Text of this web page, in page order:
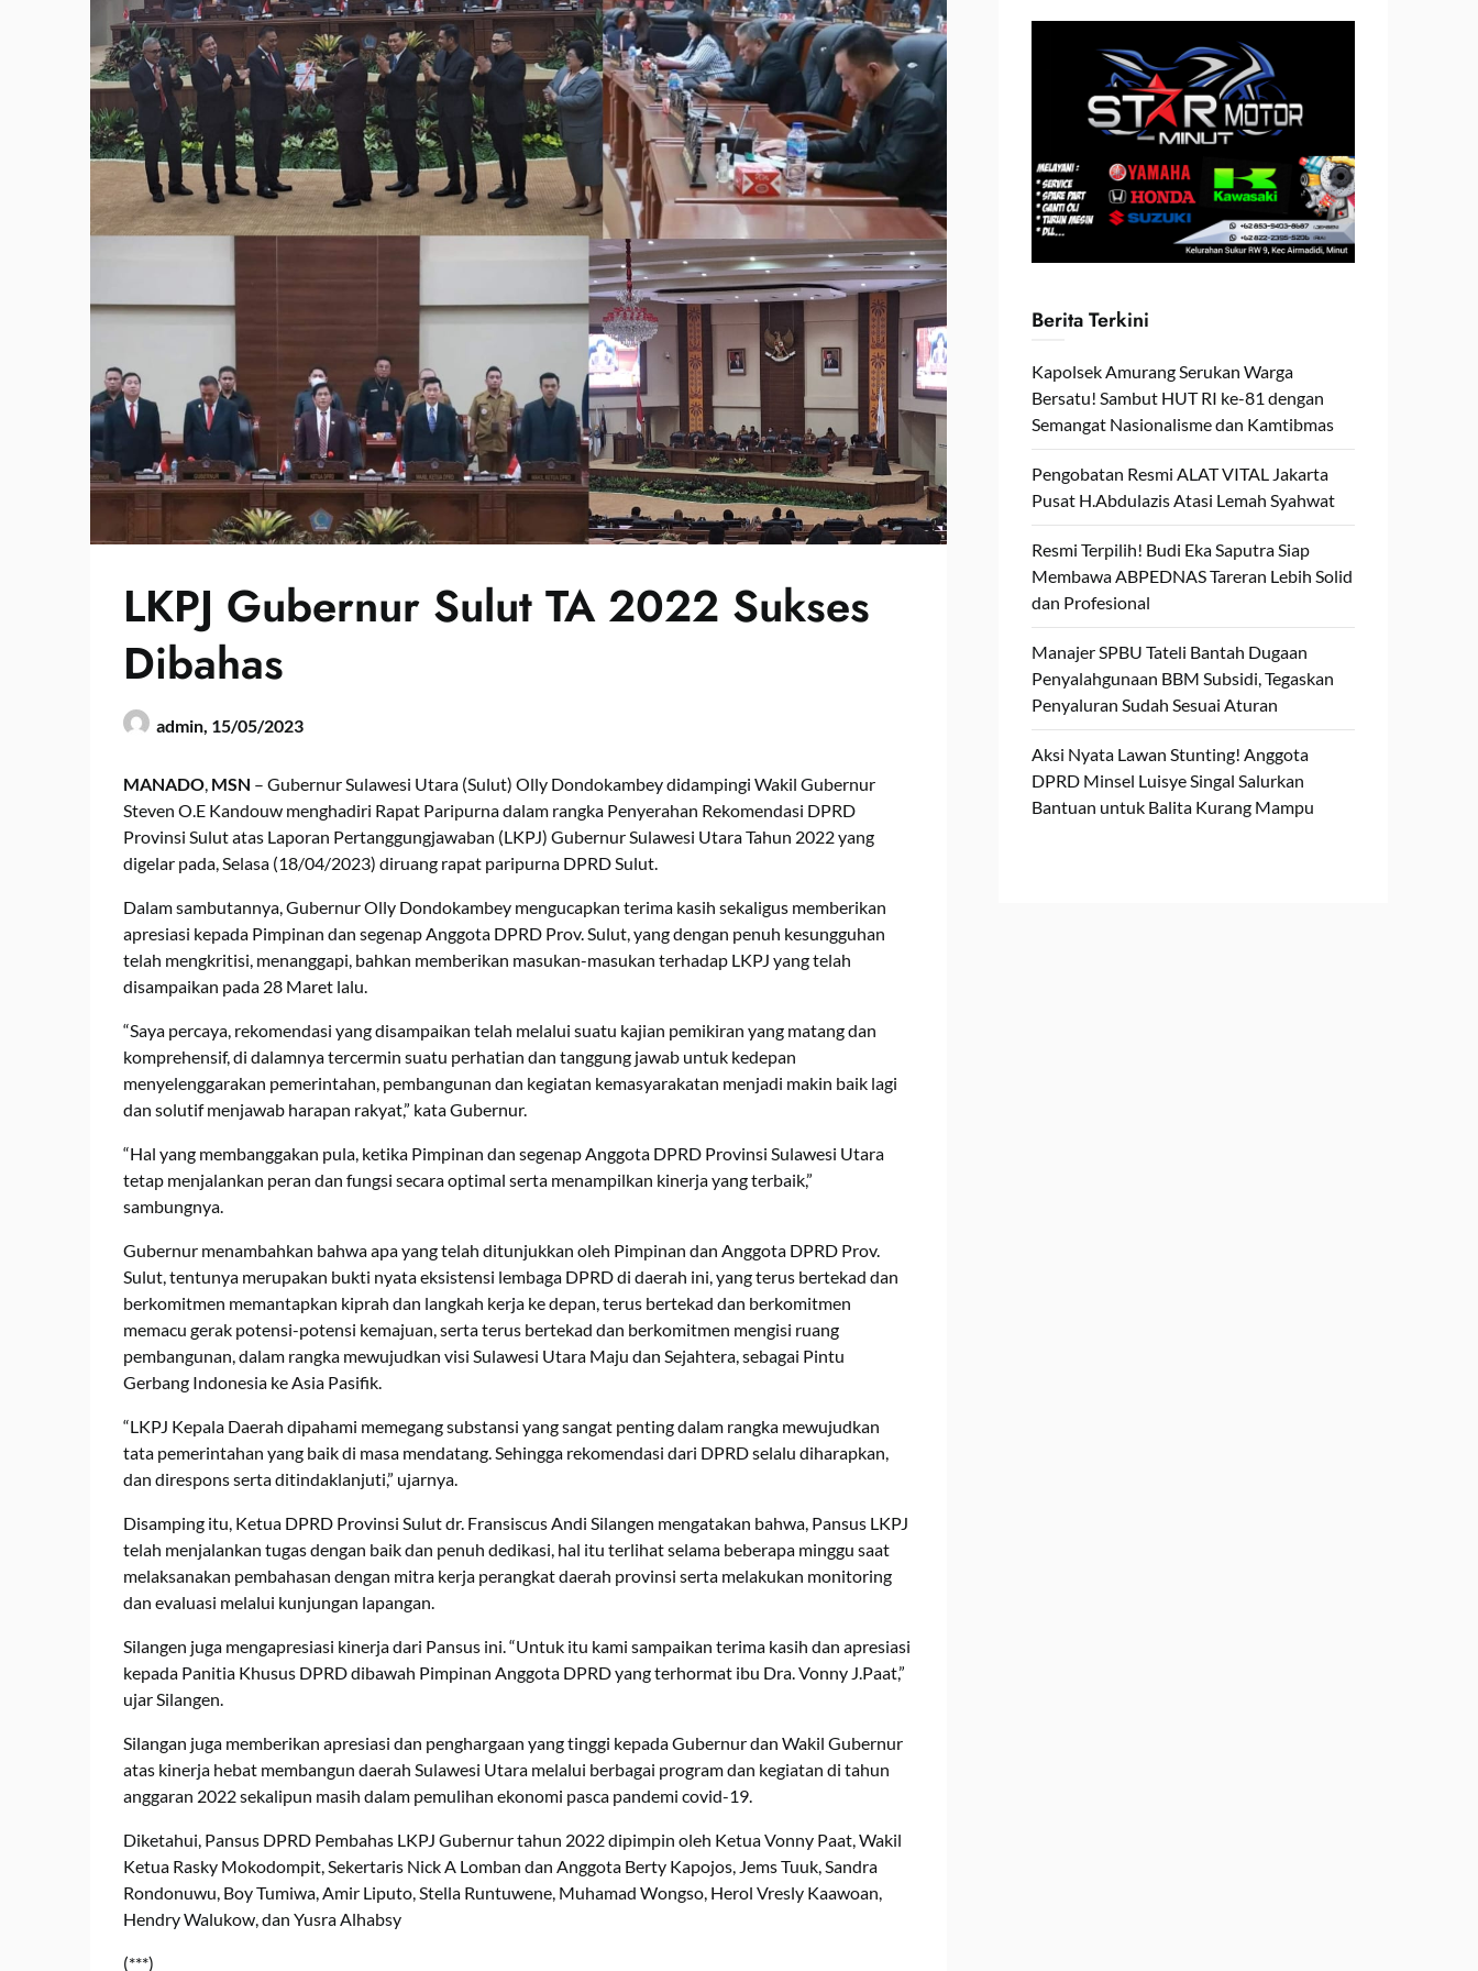
LKPJ Gubernur Sulut TA 2022 Sukses
Dibahas
admin, 15/05/2023
MANADO, MSN – Gubernur Sulawesi Utara (Sulut) Olly Dondokambey didampingi Wakil Gubernur
Steven O.E Kandouw menghadiri Rapat Paripurna dalam rangka Penyerahan Rekomendasi DPRD
Provinsi Sulut atas Laporan Pertanggungjawaban (LKPJ) Gubernur Sulawesi Utara Tahun 2022 yang
digelar pada, Selasa (18/04/2023) diruang rapat paripurna DPRD Sulut.
Dalam sambutannya, Gubernur Olly Dondokambey mengucapkan terima kasih sekaligus memberikan
apresiasi kepada Pimpinan dan segenap Anggota DPRD Prov. Sulut, yang dengan penuh kesungguhan
telah mengkritisi, menanggapi, bahkan memberikan masukan-masukan terhadap LKPJ yang telah
disampaikan pada 28 Maret lalu.
“Saya percaya, rekomendasi yang disampaikan telah melalui suatu kajian pemikiran yang matang dan
komprehensif, di dalamnya tercermin suatu perhatian dan tanggung jawab untuk kedepan
menyelenggarakan pemerintahan, pembangunan dan kegiatan kemasyarakatan menjadi makin baik lagi
dan solutif menjawab harapan rakyat,” kata Gubernur.
“Hal yang membanggakan pula, ketika Pimpinan dan segenap Anggota DPRD Provinsi Sulawesi Utara
tetap menjalankan peran dan fungsi secara optimal serta menampilkan kinerja yang terbaik,”
sambungnya.
Gubernur menambahkan bahwa apa yang telah ditunjukkan oleh Pimpinan dan Anggota DPRD Prov.
Sulut, tentunya merupakan bukti nyata eksistensi lembaga DPRD di daerah ini, yang terus bertekad dan
berkomitmen memantapkan kiprah dan langkah kerja ke depan, terus bertekad dan berkomitmen
memacu gerak potensi-potensi kemajuan, serta terus bertekad dan berkomitmen mengisi ruang
pembangunan, dalam rangka mewujudkan visi Sulawesi Utara Maju dan Sejahtera, sebagai Pintu
Gerbang Indonesia ke Asia Pasifik.
“LKPJ Kepala Daerah dipahami memegang substansi yang sangat penting dalam rangka mewujudkan
tata pemerintahan yang baik di masa mendatang. Sehingga rekomendasi dari DPRD selalu diharapkan,
dan direspons serta ditindaklanjuti,” ujarnya.
Disamping itu, Ketua DPRD Provinsi Sulut dr. Fransiscus Andi Silangen mengatakan bahwa, Pansus LKPJ
telah menjalankan tugas dengan baik dan penuh dedikasi, hal itu terlihat selama beberapa minggu saat
melaksanakan pembahasan dengan mitra kerja perangkat daerah provinsi serta melakukan monitoring
dan evaluasi melalui kunjungan lapangan.
Silangen juga mengapresiasi kinerja dari Pansus ini. “Untuk itu kami sampaikan terima kasih dan apresiasi
kepada Panitia Khusus DPRD dibawah Pimpinan Anggota DPRD yang terhormat ibu Dra. Vonny J.Paat,”
ujar Silangen.
Silangan juga memberikan apresiasi dan penghargaan yang tinggi kepada Gubernur dan Wakil Gubernur
atas kinerja hebat membangun daerah Sulawesi Utara melalui berbagai program dan kegiatan di tahun
anggaran 2022 sekalipun masih dalam pemulihan ekonomi pasca pandemi covid-19.
Diketahui, Pansus DPRD Pembahas LKPJ Gubernur tahun 2022 dipimpin oleh Ketua Vonny Paat, Wakil
Ketua Rasky Mokodompit, Sekertaris Nick A Lomban dan Anggota Berty Kapojos, Jems Tuuk, Sandra
Rondonuwu, Boy Tumiwa, Amir Liputo, Stella Runtuwene, Muhamad Wongso, Herol Vresly Kaawoan,
Hendry Walukow, dan Yusra Alhabsy
(***)
Berita Terkini
Kapolsek Amurang Serukan Warga
Bersatu! Sambut HUT RI ke-81 dengan
Semangat Nasionalisme dan Kamtibmas
Pengobatan Resmi ALAT VITAL Jakarta
Pusat H.Abdulazis Atasi Lemah Syahwat
Resmi Terpilih! Budi Eka Saputra Siap
Membawa ABPEDNAS Tareran Lebih Solid
dan Profesional
Manajer SPBU Tateli Bantah Dugaan
Penyalahgunaan BBM Subsidi, Tegaskan
Penyaluran Sudah Sesuai Aturan
Aksi Nyata Lawan Stunting! Anggota
DPRD Minsel Luisye Singal Salurkan
Bantuan untuk Balita Kurang Mampu